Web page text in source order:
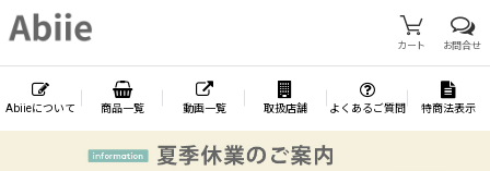
カート お問合せ
Abiieについて 商品一覧 動画一覧 取扱店舗 よくあるご質問 特商法表示